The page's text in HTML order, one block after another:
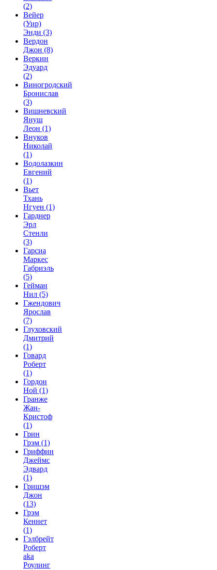
(2)
Вейер
(Уир)
Энди (3)
Вердон
Джон (8)
Веркин
Эдуард
(2)
Виногродский
Бронислав
(3)
Вишневский
Януш
Леон (1)
Внуков
Николай
(1)
Водолазкин
Евгений
(1)
Вьет
Тхань
Нгуен (1)
Гарднер
Эрл
Стенли
(3)
Гарсиа
Маркес
Габриэль
(5)
Гейман
Нил (5)
Гжендович
Ярослав
(7)
Глуховский
Дмитрий
(1)
Говард
Роберт
(1)
Гордон
Ной (1)
Гранже
Жан-
Кристоф
(1)
Грин
Грэм (1)
Гриффин
Джеймс
Эдвард
(1)
Гришэм
Джон
(13)
Грэм
Кеннет
(1)
Гэлбрейт
Роберт
aka
Роулинг